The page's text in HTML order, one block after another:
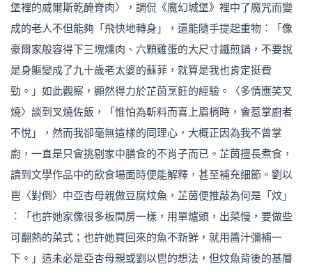
堡裡的威爾斯乾醃脊肉〉，調侃《魔幻城堡》裡中了魔咒而變
成的老人不但能夠「飛快地轉身」，還能隨手提起重物︰「像
豪爾家般容得下三塊燻肉、六顆雞蛋的大尺寸鐵煎鍋，不要說
是身軀變成了九十歲老太婆的蘇菲，就算是我也肯定挺費
勁。」如此觀察，顯然得力於芷茵烹飪的經驗。〈多情應笑叉
燒〉談到叉燒佐飯，「惟怕為斬料而喜上眉梢時，會惹掌廚者
不悅」，然而我卻毫無這樣的同理心，大概正因為我不曾掌
廚，一直是只會挑剔家中膳食的不肖子而已。芷茵擅長煮食，
讀到文學作品中的飲食場面時便能解釋，甚至補充細節。劉以
鬯〈對倒〉中亞杏母親做豆腐炆魚，芷茵便推敲為何是「炆」
︰「也許她家像很多板間房一樣，用單爐頭，出菜慢，要做些
可翻熱的菜式；也許她買回來的魚不新鮮，就用醬汁彌補一
下。」這未必是亞杏母親或劉以鬯的想法，但炆魚背後的基層